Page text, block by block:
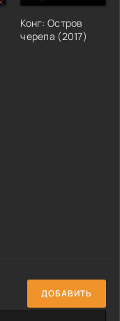
Конг: Остров
черепа (2017)
ДОБАВИТЬ